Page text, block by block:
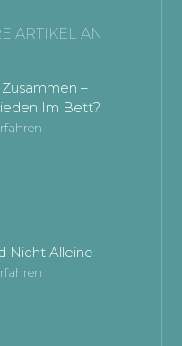
ARTIKEL AN
–
Im Bett?
Nicht Alleine